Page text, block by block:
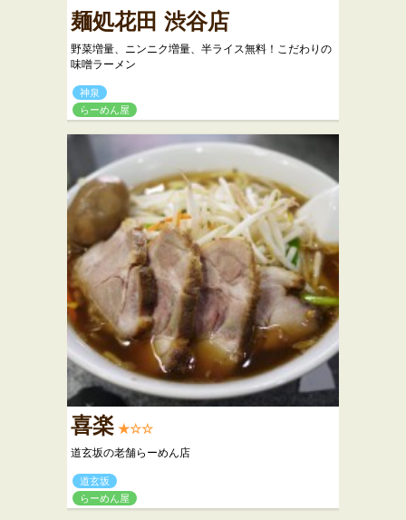
麺処花田 渋谷店
野菜増量、ニンニク増量、半ライス無料！こだわりの
味噌ラーメン
神泉
らーめん屋
喜楽 ★☆☆
道玄坂の老舗らーめん店
道玄坂
らーめん屋